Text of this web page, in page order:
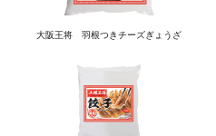
大阪王将 羽根つきチーズぎょうざ